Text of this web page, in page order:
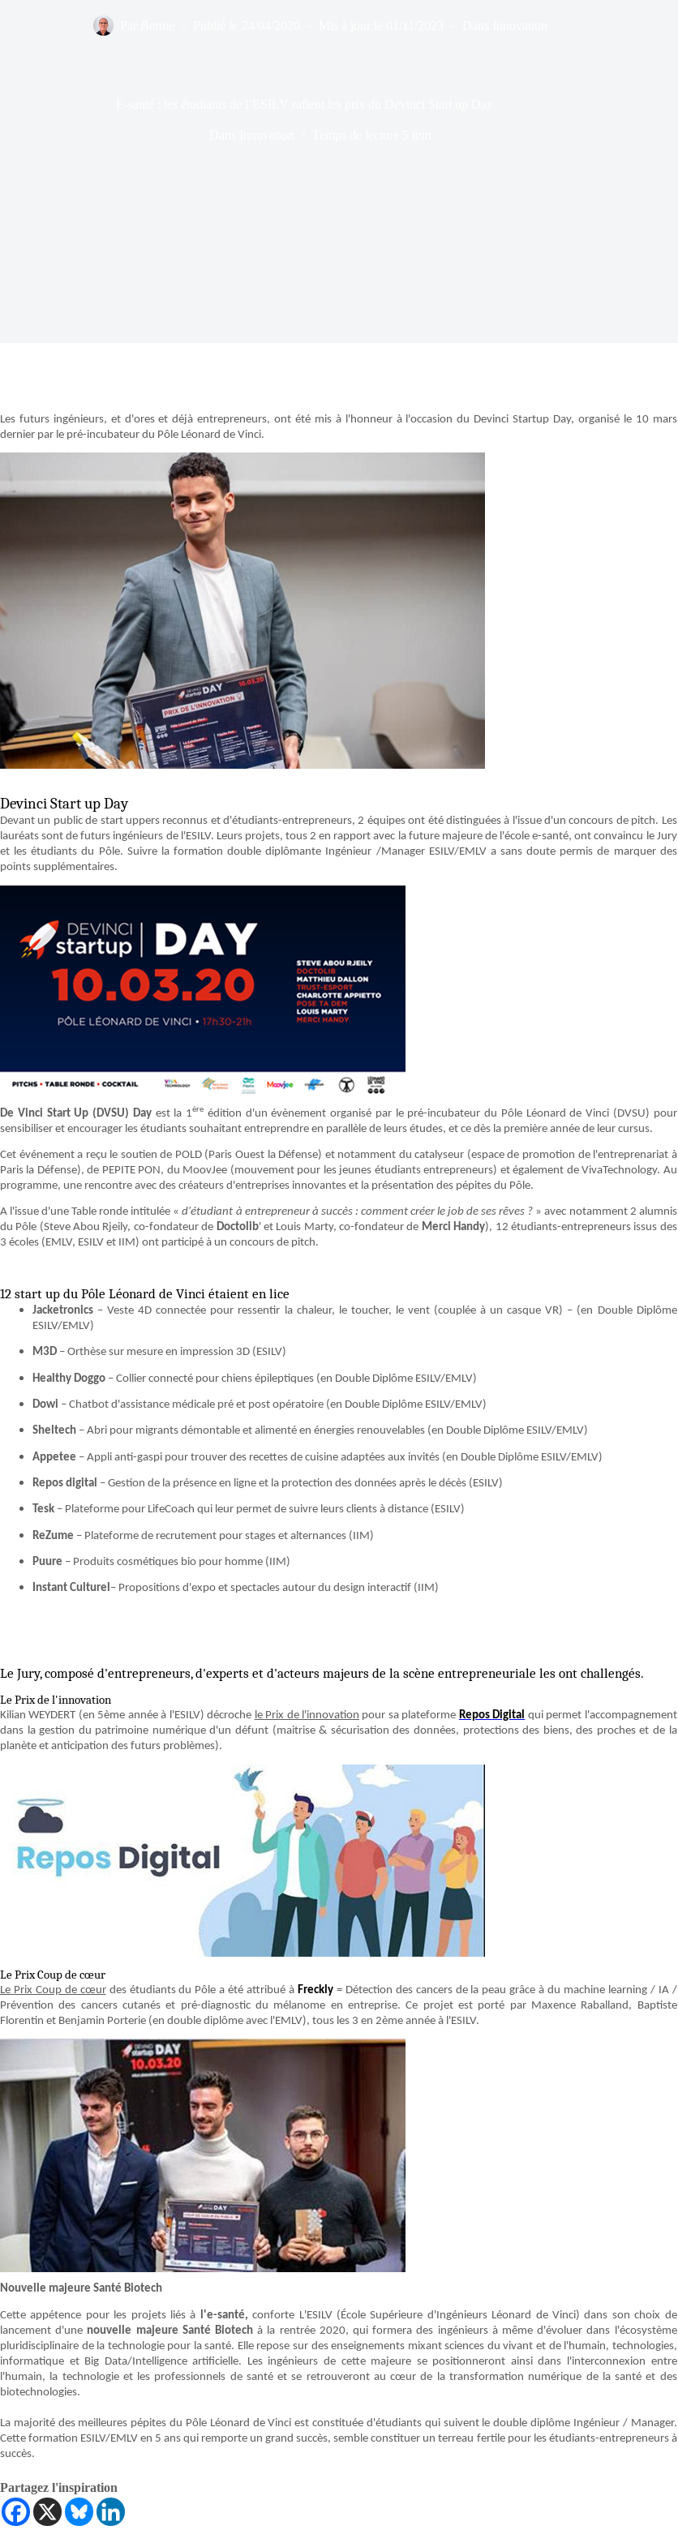
Les futurs ingénieurs, et d'ores et déjà entrepreneurs, ont été mis à l'honneur à l'occasion du Devinci Startup Day, organisé le 10 mars
dernier par le pré-incubateur du Pôle Léonard de Vinci.
Devinci Start up Day
Devant un public de start uppers reconnus et d'étudiants-entrepreneurs, 2 équipes ont été distinguées à l'issue d'un concours de pitch. Les
lauréats sont de futurs ingénieurs de l'ESILV. Leurs projets, tous 2 en rapport avec la future majeure de l'école e-santé, ont convaincu le Jury
et les étudiants du Pôle. Suivre la formation double diplômante Ingénieur /Manager ESILV/EMLV a sans doute permis de marquer des
points supplémentaires.
De Vinci Start Up (DVSU) Day est la 1ère édition d'un évènement organisé par le pré-incubateur du Pôle Léonard de Vinci (DVSU) pour
sensibiliser et encourager les étudiants souhaitant entreprendre en parallèle de leurs études, et ce dès la première année de leur cursus.
Cet événement a reçu le soutien de POLD (Paris Ouest la Défense) et notamment du catalyseur (espace de promotion de l'entreprenariat à
Paris la Défense), de PEPITE PON, du MoovJee (mouvement pour les jeunes étudiants entrepreneurs) et également de VivaTechnology. Au
programme, une rencontre avec des créateurs d'entreprises innovantes et la présentation des pépites du Pôle.
A l'issue d'une Table ronde intitulée «d'étudiant à entrepreneur à succès : comment créer le job de ses rêves ? » avec notamment 2 alumnis
du Pôle (Steve Abou Rjeily, co-fondateur de Doctolib' et Louis Marty, co-fondateur de Merci Handy), 12 étudiants-entrepreneurs issus des
3 écoles (EMLV, ESILV et IIM) ont participé à un concours de pitch.
12 start up du Pôle Léonard de Vinci étaient en lice
Jacketronics – Veste 4D connectée pour ressentir la chaleur, le toucher, le vent (couplée à un casque VR) – (en Double Diplôme
ESILV/EMLV)
M3D – Orthèse sur mesure en impression 3D (ESILV)
Healthy Doggo – Collier connecté pour chiens épileptiques (en Double Diplôme ESILV/EMLV)
Dowi – Chatbot d'assistance médicale pré et post opératoire (en Double Diplôme ESILV/EMLV)
Sheltech – Abri pour migrants démontable et alimenté en énergies renouvelables (en Double Diplôme ESILV/EMLV)
Appetee – Appli anti-gaspi pour trouver des recettes de cuisine adaptées aux invités (en Double Diplôme ESILV/EMLV)
Repos digital – Gestion de la présence en ligne et la protection des données après le décès (ESILV)
Tesk – Plateforme pour LifeCoach qui leur permet de suivre leurs clients à distance (ESILV)
ReZume – Plateforme de recrutement pour stages et alternances (IIM)
Puure – Produits cosmétiques bio pour homme (IIM)
Instant Culturel– Propositions d'expo et spectacles autour du design interactif (IIM)
Le Jury, composé d'entrepreneurs, d'experts et d'acteurs majeurs de la scène entrepreneuriale les ont challengés.
Le Prix de l'innovation
Kilian WEYDERT (en 5ème année à l'ESILV) décroche le Prix de l'innovation pour sa plateforme Repos Digital qui permet l'accompagnement
dans la gestion du patrimoine numérique d'un défunt (maitrise & sécurisation des données, protections des biens, des proches et de la
planète et anticipation des futurs problèmes).
Le Prix Coup de cœur
Le Prix Coup de cœurdes étudiants du Pôle a été attribué à Freckly = Détection des cancers de la peau grâce à du machine learning / IA /
Prévention des cancers cutanés et pré-diagnostic du mélanome en entreprise. Ce projet est porté par Maxence Raballand, Baptiste
Florentin et Benjamin Porterie (en double diplôme avec l'EMLV), tous les 3 en 2ème année à l'ESILV.
Nouvelle majeure Santé Biotech
Cette appétence pour les projets liés à l'e-santé, conforte L'ESILV (École Supérieure d'Ingénieurs Léonard de Vinci) dans son choix de
lancement d'une nouvelle majeure Santé Biotech à la rentrée 2020, qui formera des ingénieurs à même d'évoluer dans l'écosystème
pluridisciplinaire de la technologie pour la santé. Elle repose sur des enseignements mixant sciences du vivant et de l'humain, technologies,
informatique et Big Data/Intelligence artificielle. Les ingénieurs de cette majeure se positionneront ainsi dans l'interconnexion entre
l'humain, la technologie et les professionnels de santé et se retrouveront au cœur de la transformation numérique de la santé et des
biotechnologies.
La majorité des meilleures pépites du Pôle Léonard de Vinci est constituée d'étudiants qui suivent le double diplôme Ingénieur / Manager.
Cette formation ESILV/EMLV en 5 ans qui remporte un grand succès, semble constituer un terreau fertile pour les étudiants-entrepreneurs à
succès.
Partagez l'inspiration